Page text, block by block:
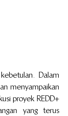
Dalam
menyampaikan
proyek REDD+
yang terus